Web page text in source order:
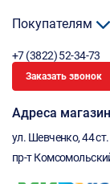
Покупателям
+7 (3822) 52-34-73
Заказать звонок
Адреса
ул. Шевченко, 44
пр-т